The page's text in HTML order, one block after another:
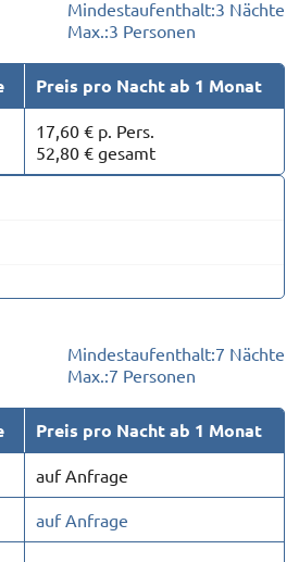
Mindestaufenthalt:3 Nächte
Max.:3 Personen
Preis pro Nacht ab 1 Monat
17,60 € p. Pers.
52,80 € gesamt
Mindestaufenthalt:7 Nächte
Max.:7 Personen
Preis pro Nacht ab 1 Monat
auf Anfrage
auf Anfrage